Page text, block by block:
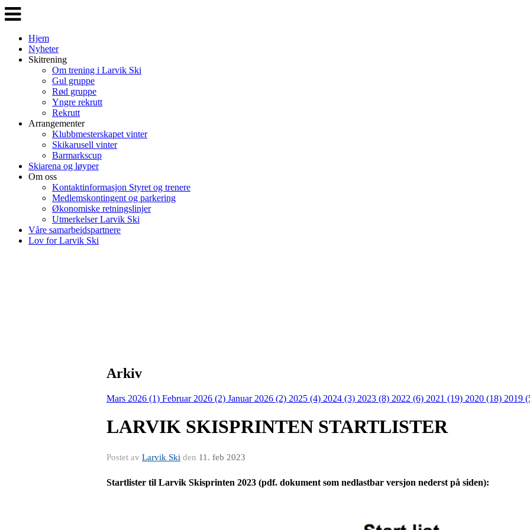
Veksle
navigasjon
Hjem
Nyheter
Skitrening
Om trening i Larvik Ski
Gul gruppe
Rød gruppe
Yngre rekrutt
Rekrutt
Arrangementer
Klubbmesterskapet vinter
Skikarusell vinter
Barmarkscup
Skiarena og løyper
Om oss
Kontaktinformasjon Styret og trenere
Medlemskontingent og parkering
Økonomiske retningslinjer
Utmerkelser Larvik Ski
Våre samarbeidspartnere
Lov for Larvik Ski
Arkiv
Mars 2026 (1) Februar 2026 (2) Januar 2026 (2) 2025 (4) 2024 (3) 2023 (8) 2022 (6) 2021 (19) 2020 (18) 2019
LARVIK SKISPRINTEN STARTLISTER
Postet av Larvik Ski den 11. feb 2023
Startlister til Larvik Skisprinten 2023 (pdf. dokument som nedlastbar versjon nederst på siden):